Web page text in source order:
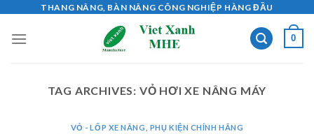
content
THANG NÂNG, BÀN NÂNG CÔNG NGHIỆP HÀNG ĐẦU
0
TAG ARCHIVES: VỎ HƠI XE NÂNG MÁY
VỎ - LỐP XE NÂNG PHỤ KIỆN CHÍNH HÃNG